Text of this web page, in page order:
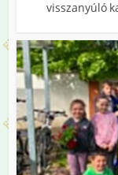
visszanyúló